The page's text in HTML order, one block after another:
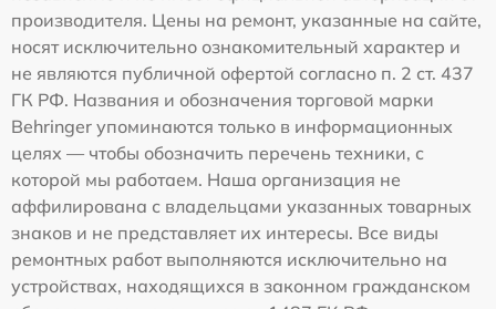
производителя. Цены на ремонт, указанные на сайте,
носят исключительно ознакомительный характер и
не являются публичной офертой согласно п. 2 ст. 437
ГК РФ. Названия и обозначения торговой марки
Behringer упоминаются только в информационных
целях — чтобы обозначить перечень техники, с
которой мы работаем. Наша организация не
аффилирована с владельцами указанных товарных
знаков и не представляет их интересы. Все виды
ремонтных работ выполняются исключительно на
устройствах, находящихся в законном гражданском